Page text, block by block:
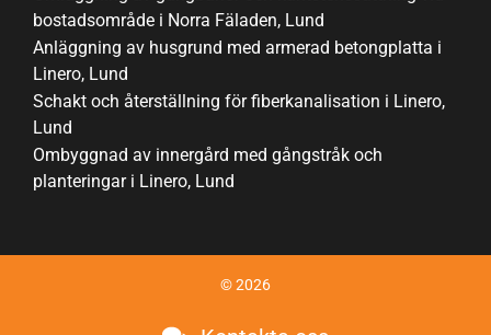
bostadsområde i Norra Fäladen, Lund
Anläggning av husgrund med armerad betongplatta i
Linero, Lund
Schakt och återställning för fiberkanalisation i Linero,
Lund
Ombyggnad av innergård med gångstråk och
planteringar i Linero, Lund
© 2026